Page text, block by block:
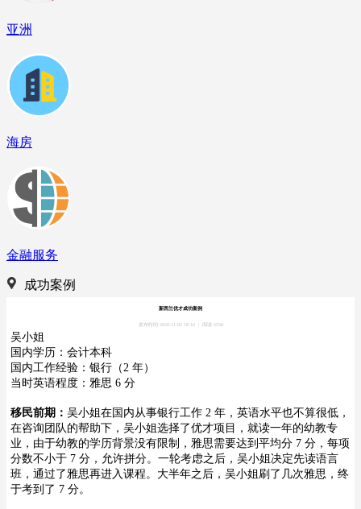
亚洲
海房
金融服务
成功案例
新西兰优才成功案例
发布时间:2020-11-02 18:16 阅读:5550
吴小姐
国内学历：会计本科
国内工作经验：银行（2 年）
当时英语程度：雅思 6 分
移民前期： 吴小姐在国内从事银行工作 2 年，英语水平也不算很低，
在咨询团队的帮助下，吴小姐选择了优才项目，就读一年的幼教专
业，由于幼教的学历背景没有限制，雅思需要达到平均分 7 分，每项
分数不小于 7 分，允许拼分。一轮考虑之后，吴小姐决定先读语言
班，通过了雅思再进入课程。大半年之后，吴小姐刷了几次雅思，终
于考到了 7 分。